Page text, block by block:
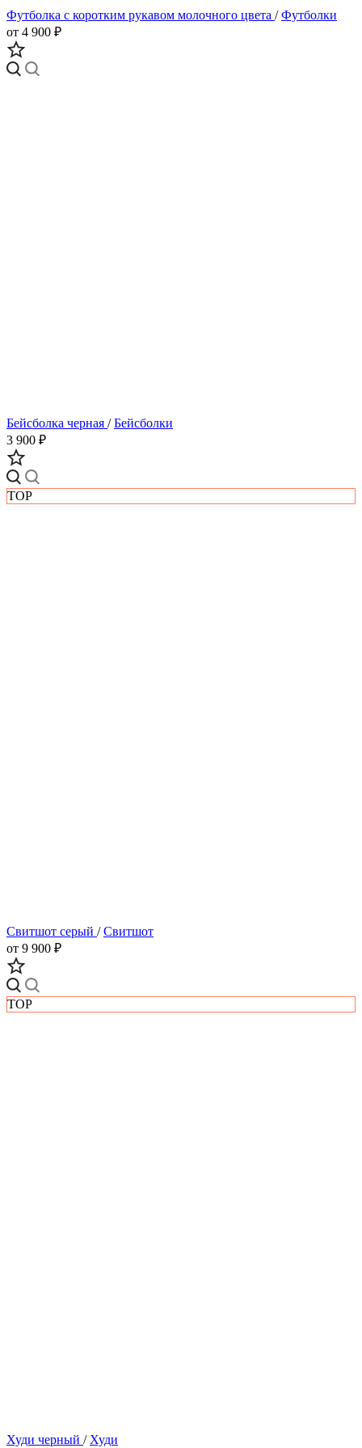
Футболка с коротким рукавом молочного цвета / Футболки
от 4 900 ₽
Бейсболка черная / Бейсболки
3 900 ₽
TOP
Свитшот серый / Свитшот
от 9 900 ₽
TOP
Худи черный / Худи